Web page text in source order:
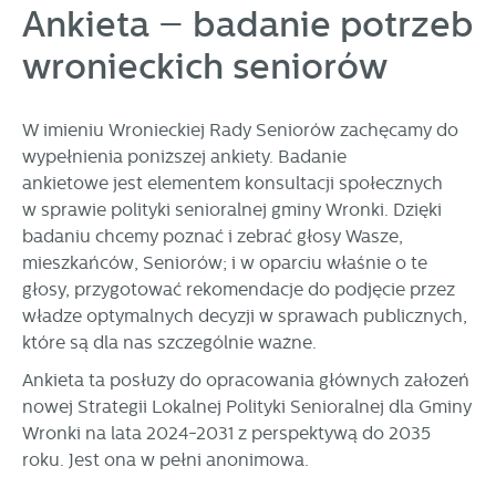
Ankieta – badanie potrzeb
wronieckich seniorów
W imieniu Wronieckiej Rady Seniorów zachęcamy do
wypełnienia poniższej ankiety. Badanie
ankietowe jest elementem konsultacji społecznych
w sprawie polityki senioralnej gminy Wronki. Dzięki
badaniu chcemy poznać i zebrać głosy Wasze,
mieszkańców, Seniorów; i w oparciu właśnie o te
głosy, przygotować rekomendacje do podjęcie przez
władze optymalnych decyzji w sprawach publicznych,
które są dla nas szczególnie ważne.
Ankieta ta posłuży do opracowania głównych założeń
nowej Strategii Lokalnej Polityki Senioralnej dla Gminy
Wronki na lata 2024-2031 z perspektywą do 2035
roku. Jest ona w pełni anonimowa.
zapamiętanie wprowadzonych przez Ciebie ustawień oraz
personalizację określonych funkcjonalności czy
prezentowanych treści.
Dzięki tym plikom cookies możemy zapewnić Ci większy
dopasowanie jej do Twoich indywidualnych preferencji.
Wyrażenie zgody na funkcjonalne i personalizacyjne pliki
cookies gwarantuje dostępność większej ilości funkcji na
Analityczne
Analityczne pliki cookies pomagają nam rozwijać się i
dostosowywać do Twoich potrzeb.
Cookies analityczne pozwalają na uzyskanie informacji w
zakresie wykorzystywania witryny internetowej, miejsca oraz
częstotliwości, z jaką odwiedzane są nasze serwisy www.
Dane pozwalają nam na ocenę naszych serwisów
internetowych pod względem ich popularności wśród
formie zanonimizowanej. Wyrażenie zgody na analityczne
pliki cookies gwarantuje dostępność wszystkich
funkcjonalności.
Więcej
Reklamowe
najciekawsze informacje i aktualności na stronach naszych
partnerów.
Promocyjne pliki cookies służą do prezentowania Ci naszych
komunikatów na podstawie analizy Twoich upodobań oraz
Więcej